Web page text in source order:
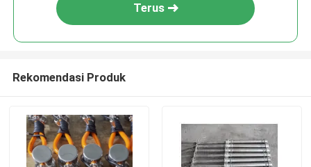
Terus
Rekomendasi Produk